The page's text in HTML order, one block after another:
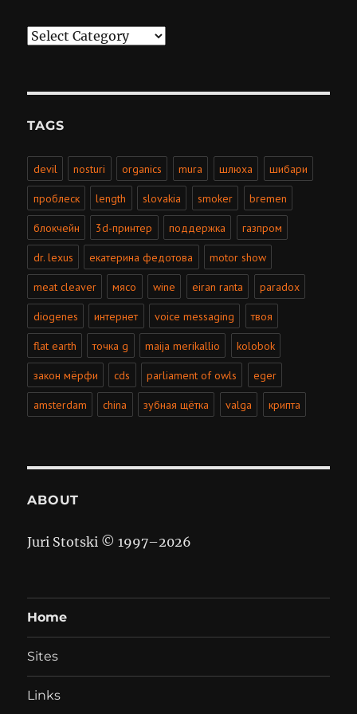
Categories
TAGS
devil nosturi organics mura шлюха шибари
проблеск length slovakia smoker bremen
блокчейн 3d-принтер поддержка газпром
dr. lexus екатерина федотова motor show
meat cleaver мясо wine eiran ranta paradox
diogenes интернет voice messaging твоя
flat earth точка g maija merikallio kolobok
закон мёрфи cds parliament of owls eger
amsterdam china зубная щётка valga крипта
ABOUT
Juri Stotski © 1997–2026
Home
Sites
Links